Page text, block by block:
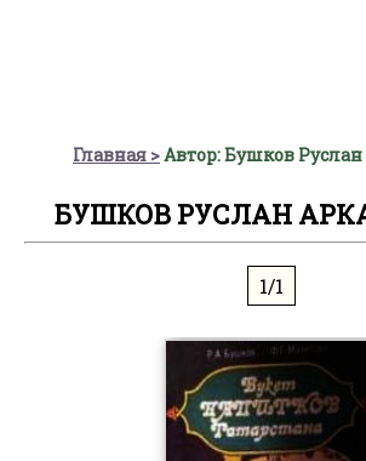
Главная Автор: Бушков
БУШКОВ РУСЛАН
1/1